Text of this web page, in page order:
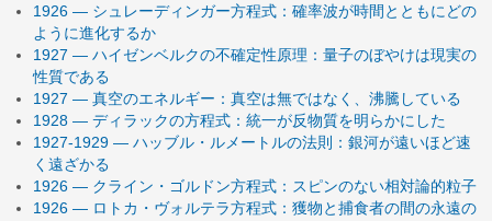
1926 — シュレーディンガー方程式：確率波が時間とともにどの
ように進化するか
1927 — ハイゼンベルクの不確定性原理：量子のぼやけは現実の
性質である
1927 — 真空のエネルギー：真空は無ではなく、沸騰している
1928 — ディラックの方程式：統一が反物質を明らかにした
1927-1929 — ハッブル・ルメートルの法則：銀河が遠いほど速
く遠ざかる
1926 — クライン・ゴルドン方程式：スピンのない相対論的粒子
1926 — ロトカ・ヴォルテラ方程式：獲物と捕食者の間の永遠の